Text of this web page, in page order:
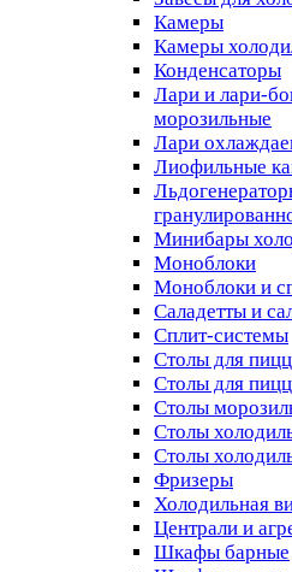
Камеры
Камеры
Конденсаторы
Лари и лари-
морозильные
Лари
Лиофильные
Минибары
Моноблоки
Моноблоки и
Саладетты и
Сплит-системы
Столы для
Столы для
Столы
Столы
Столы
Фризеры
Холодильная
Централи и
Шкафы барные